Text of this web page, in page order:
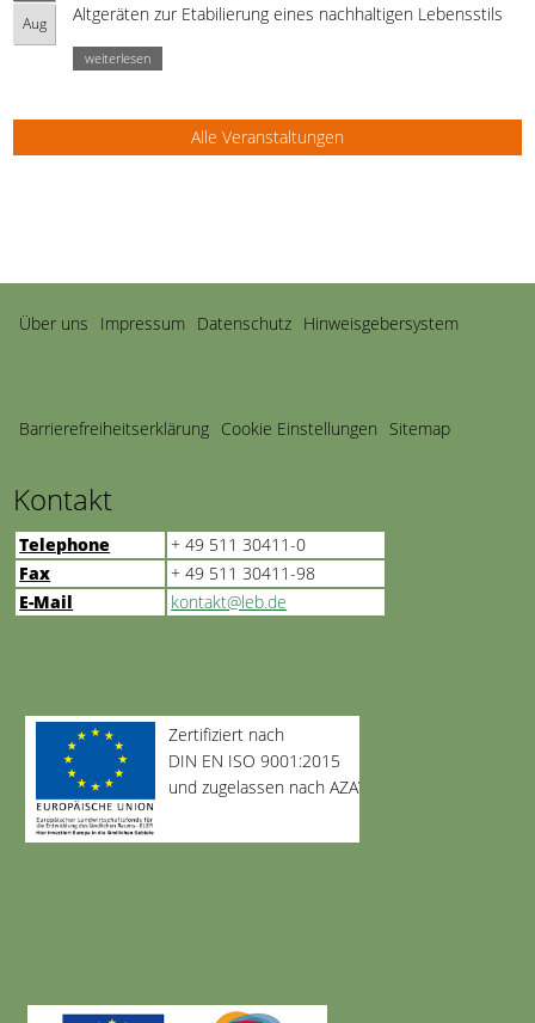
Aug
Altgeräten zur Etabilierung eines nachhaltigen Lebensstils
weiterlesen
Alle Veranstaltungen
Navigation
überspringen
Über uns Impressum Datenschutz Hinweisgebersystem
Barriere­freiheits­erklärung Cookie Einstellungen Sitemap
Kontakt
Telephone
+ 49 511 30411-0
Fax
+ 49 511 30411-98
E-Mail
kontakt@leb.de
Zertifiziert nach
DIN EN ISO 9001:2015
und zugelassen nach AZAV